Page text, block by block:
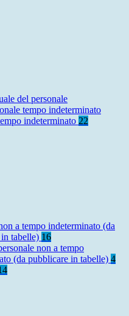
del personale
tempo indeterminato
indeterminato 22
a tempo indeterminato (da
tabelle) 16
non a tempo
(da pubblicare in tabelle) 4